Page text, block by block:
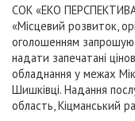
СОК «ЕКО
«Місцевий розвиток,
оголошенням
надати запечатані
обладнання у межах
Шишківці. Надання
область, Кіцманський